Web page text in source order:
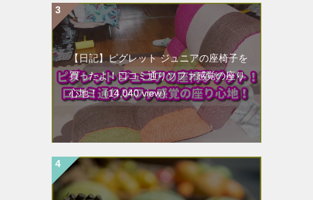
【日記】ピグレット ジュニアの座椅子を
買ったよ！口コミ通りソファ感覚の座り
心地！（14,040 view）